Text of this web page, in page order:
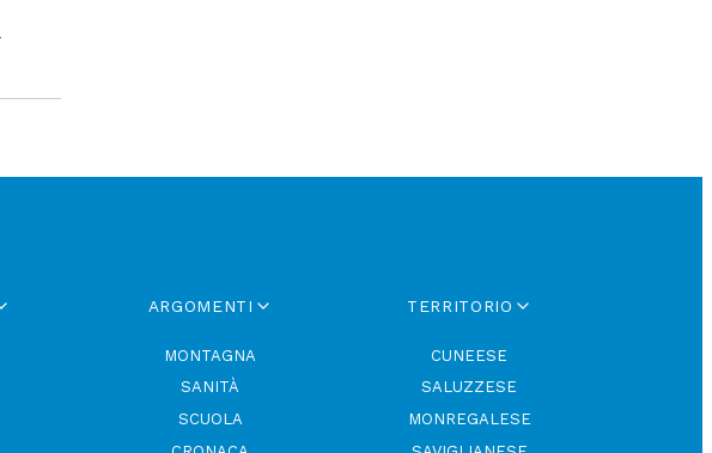
ARGOMENTI
MONTAGNA
SANITÀ
SCUOLA
TERRITORIO
CUNEESE
SALUZZESE
MONREGALESE